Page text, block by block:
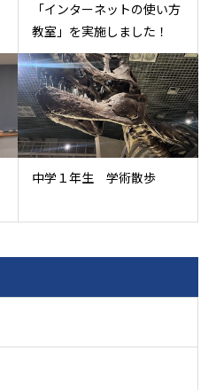
「インターネットの使い方
教室」を実施しました！
中学１年生 学術散歩